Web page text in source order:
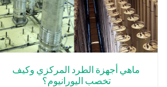
ماهي أجهزة الطرد المركزي وكيف
تخصب اليورانيوم؟